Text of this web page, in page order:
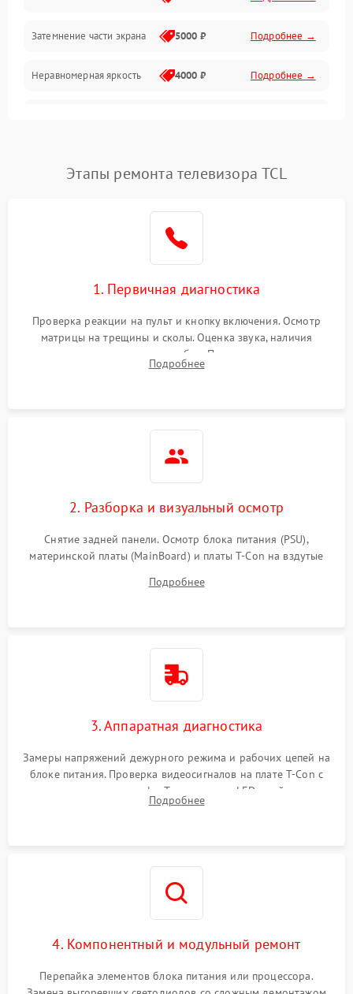
Механические повреждения
Программное обеспечение
Сеть и подключения
Затемнение части экрана 5000 ₽ Подробнее →
Неравномерная яркость 4000 ₽ Подробнее →
Этапы ремонта телевизора TCL
1. Первичная диагностика
Проверка реакции на пульт и кнопку включения. Осмотр
матрицы на трещины и сколы. Оценка звука, наличия
подсветки и индикаторов ошибок. Подключение тестовых
источников сигнала для выявления симптомов поломки.
Подробнее
2. Разборка и визуальный осмотр
Снятие задней панели. Осмотр блока питания (PSU),
материнской платы (MainBoard) и платы T-Con на вздутые
Проверка надежности фиксации и целостности шлейфов.
Подробнее
3. Аппаратная диагностика
Замеры напряжений дежурного режима и рабочих цепей на
блоке питания. Проверка видеосигналов на плате T-Con с
помощью осциллографа. Тестирование LED-драйвера и
светодиодных планок подсветки мультиметром.
Подробнее
4. Компонентный и модульный ремонт
Перепайка элементов блока питания или процессора.